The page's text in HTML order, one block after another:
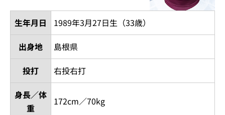
生年月日
1989年3月27日生（33歳）
出身地
島根県
投打
右投右打
身長／体
重
172cm／70kg